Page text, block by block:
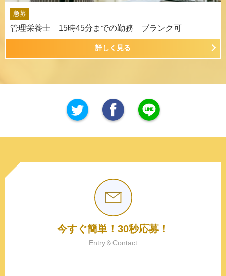
急募
管理栄養士 15時45分までの勤務 ブランク可
詳しく見る
今すぐ簡単！30秒応募！
Entry＆Contact